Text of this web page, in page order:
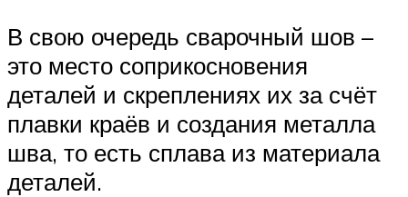
В свою очередь сварочный шов –
это место соприкосновения
деталей и скреплениях их за счёт
плавки краёв и создания металла
шва, то есть сплава из материала
деталей.